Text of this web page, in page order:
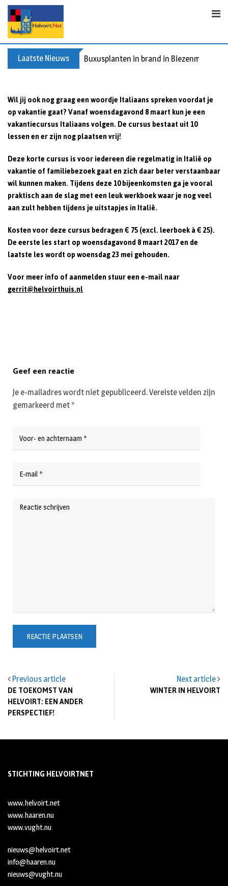
Skip
content
Laatste Nieuws Buxusplanten in brand in Biezenmortel,
Wil jij ook nog graag een woordje Italiaans spreken voordat je
op vakantie gaat? Vanaf woensdagavond 8 maart kun je een
vakantiecursus Italiaans volgen. De cursus bestaat uit 10
lessen en er zijn nog plaatsen vrij!
Deze korte cursus is voor iedereen die regelmatig in Italië op
vakantie of familiebezoek gaat en zich daar beter verstaanbaar
wil kunnen maken. Tijdens deze 10 bijeenkomsten ga je vooral
praktisch aan de slag met een leuk werkboek waar je nog veel
aan zult hebben tijdens je uitstapjes in Italië.
Kosten voor deze cursus bedragen € 75 (excl. leerboek à € 25).
De eerste les start op woensdagavond 8 maart 2017 en de
laatste les wordt op woensdag 23 mei gehouden.
Voor meer info of aanmelden stuur een e-mail naar
gerrit@helvoirthuis.nl
Previous article
DE TOEKOMST VAN
HELVOIRT: EEN ANDER
PERSPECTIEF!
Next article
WINTER IN HELVOIRT
Geef een reactie
Je e-mailadres wordt niet gepubliceerd.Vereiste velden zijn
gemarkeerd met *
STICHTING HELVOIRTNET
www.helvoirt.net
www.haaren.nu
www.vught.nu
nieuws@helvoirt.net
info@haaren.nu
nieuws@vught.nu